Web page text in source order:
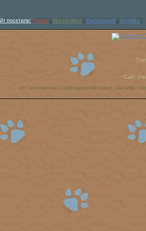
посетили: Tigrino Blackbrilliant ЕкатеринаФ Angelika
Сайт
аст, американский стаффордширский терьер, амстафф,